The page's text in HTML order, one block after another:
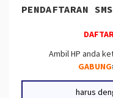
PENDAFTARAN SMS
Ambil HP anda
GABUNG
harus